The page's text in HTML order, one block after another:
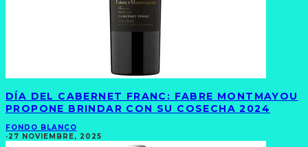
DÍA DEL CABERNET FRANC: FABRE MONTMAYOU
PROPONE BRINDAR CON SU COSECHA 2024
FONDO BLANCO
·27 NOVIEMBRE, 2025